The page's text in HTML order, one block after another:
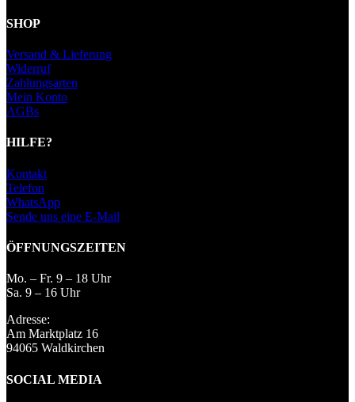
SHOP
Versand & Lieferung
Widerruf
Zahlungsarten
Mein Konto
AGBs
HILFE?
Kontakt
Telefon
WhatsApp
Sende uns eine E-Mail
ÖFFNUNGSZEITEN
Mo. – Fr. 9 – 18 Uhr
Sa. 9 – 16 Uhr
Adresse:
Am Marktplatz 16
94065 Waldkirchen
SOCIAL MEDIA